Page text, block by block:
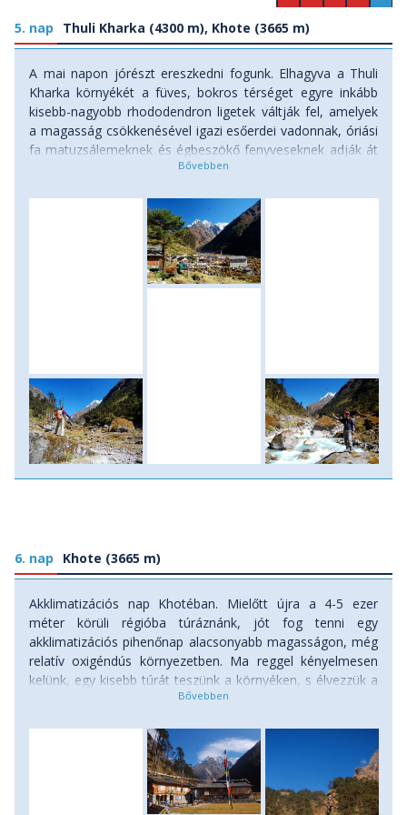
5. nap Thuli Kharka (4300 m), Khote (3665 m)
A mai napon jórészt ereszkedni fogunk. Elhagyva a Thuli
Kharka környékét a füves, bokros térséget egyre inkább
kisebb-nagyobb rhododendron ligetek váltják fel, amelyek
a magasság csökkenésével igazi esőerdei vadonnak, óriási
fa matuzsálemeknek és égbeszökő fenyveseknek adják át
helyüket. Útközben több kilátópontot is érintünk, s a
hármas csúcsa is, egyelőre még csak a távolból
incselkedve. A Hinku patak mentén haladva gyakran felfele
is kell kapaszkodnunk a meredek, szikladarabokból kirakott
lépcsőkön, gyakran csúszós ösvényeken. Tashing Ongma
előtt elérjük a völgy alját, a patak szintjét (3500 m). Egy kis
1100 méter felfelé)
6. nap Khote (3665 m)
Akklimatizációs nap Khotéban. Mielőtt újra a 4-5 ezer
méter körüli régióba túráznánk, jót fog tenni egy
akklimatizációs pihenőnap alacsonyabb magasságon, még
relatív oxigéndús környezetben. Ma reggel kényelmesen
kelünk, egy kisebb túrát teszünk a környéken, s élvezzük a
Himalája ezen eldugott, alig látogatott szegletét, a dús